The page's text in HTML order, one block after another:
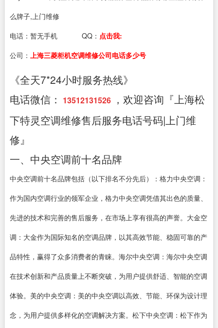
么牌子,上门维修
电话： 暂无手机 QQ： 点击我:
公司： 上海三菱柜机空调维修公司电话多少号
《全天7*24小时服务热线》
电话微信：
13512131526 ，欢迎咨询『上海松
下特灵空调维修售后服务电话号码|上门维
修』
一、中央空调前十名品牌
中央空调前十名品牌包括（以下排名不分先后）：格力中央空调：
作为国内空调行业的领军企业，格力中央空调凭借其出色的质量、
先进的技术和完善的售后服务，在市场上享有很高的声誉。大金空
调：大金作为国际知名的空调品牌，以其高效节能、稳固可靠的产
品特性，赢得了众多消费者的青睐。海尔中央空调：海尔中央空调
在技术创新和产品质量上不断突破，为用户提供舒适、智能的空调
体验。美的中央空调：美的中央空调以高效、节能、环保为设计理
念，为用户提供多样化的空调解决方案。松下中央空调：松下作为